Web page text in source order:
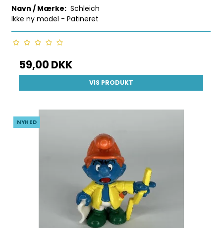
Navn / Mærke: Schleich
Ikke ny model - Patineret
59,00 DKK
VIS PRODUKT
NYHED